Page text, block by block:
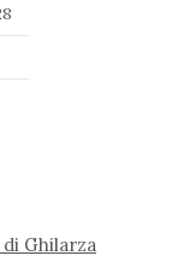
Ghilarza